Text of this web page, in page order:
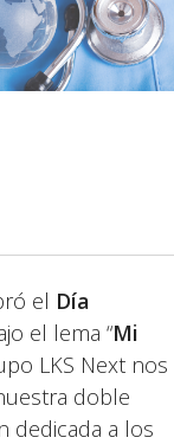
el Día
el lema “Mi
LKS Next nos
doble
dedicada a los